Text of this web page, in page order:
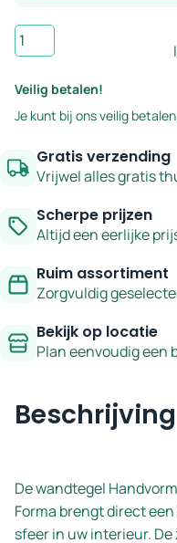
Wandtegel
Handvorm
appelgroen
13×13
cm
serie
aantal
Veilig betalen!
Je kunt bij ons veilig
Gratis verzending
Vrijwel alles gratis
Scherpe prijzen
Altijd een eerlijke
Ruim assortiment
Zorgvuldig
Bekijk op locatie
Plan eenvoudig een
Beschrijving
De wandtegel
Forma brengt direct
sfeer in uw interieur.